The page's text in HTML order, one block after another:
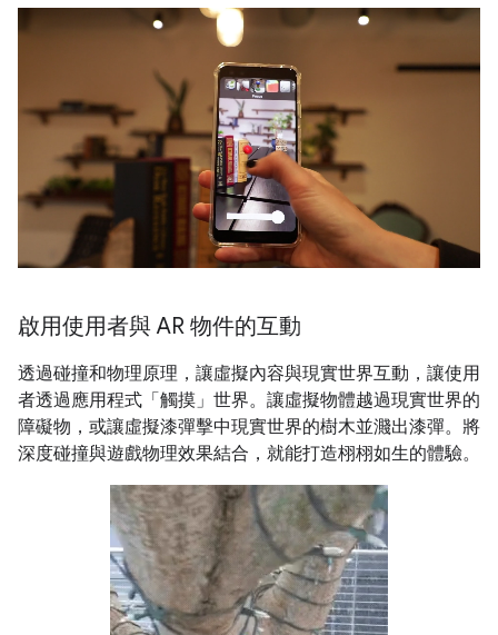
啟用使用者與 AR 物件的互動
透過碰撞和物理原理，讓虛擬內容與現實世界互動，讓使用
者透過應用程式「觸摸」世界。讓虛擬物體越過現實世界的
障礙物，或讓虛擬漆彈擊中現實世界的樹木並濺出漆彈。將
深度碰撞與遊戲物理效果結合，就能打造栩栩如生的體驗。